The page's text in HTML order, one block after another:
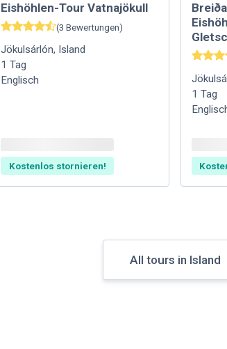
Eishöhlen-Tour Vatnajökull
(3 Bewertungen)
Jökulsárlón, Island
1 Tag
Englisch
Kostenlos stornieren!
1 Tag
All tours in Island